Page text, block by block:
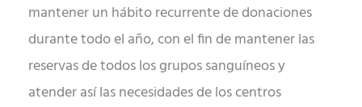
mantener un hábito recurrente de donaciones
durante todo el año, con el fin de mantener las
reservas de todos los grupos sanguíneos y
atender así las necesidades de los centros